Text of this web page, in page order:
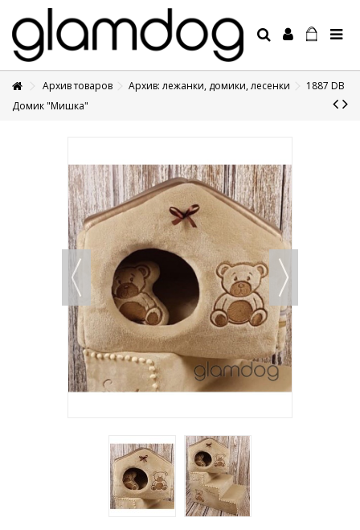
+7 495 1250410
Архив товаров Архив: лежанки, домики, лесенки
1887 DB
Домик "Мишка"